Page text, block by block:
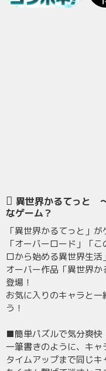
異世界かるてっと
なゲーム？
「異世界かるてっと」が
「オーバーロード」「
ロから始める異世界生
オーバー作品「異世界
登場！
お気に入りのキャラと
う！
■簡単パズルで気分爽快
一筆書きのように、キャ
タイムアップまで同じ